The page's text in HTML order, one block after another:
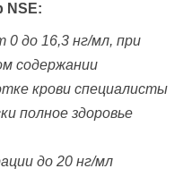
NSE:
до 16,3 нг/мл, при
содержании
крови специалисты
полное здоровье
до 20 нг/мл